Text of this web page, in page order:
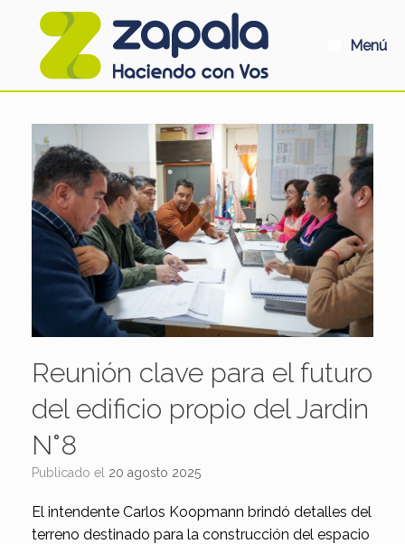
Menú
Reunión clave para el futuro
del edificio propio del Jardin
N°8
Publicado el 20 agosto 2025
El intendente Carlos Koopmann brindó detalles del
terreno destinado para la construcción del espacio